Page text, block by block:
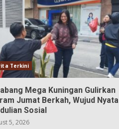
Terkini
Mega Kuningan Gulirkan
Jumat Berkah, Wujud Nyata
Sosial
5, 2026